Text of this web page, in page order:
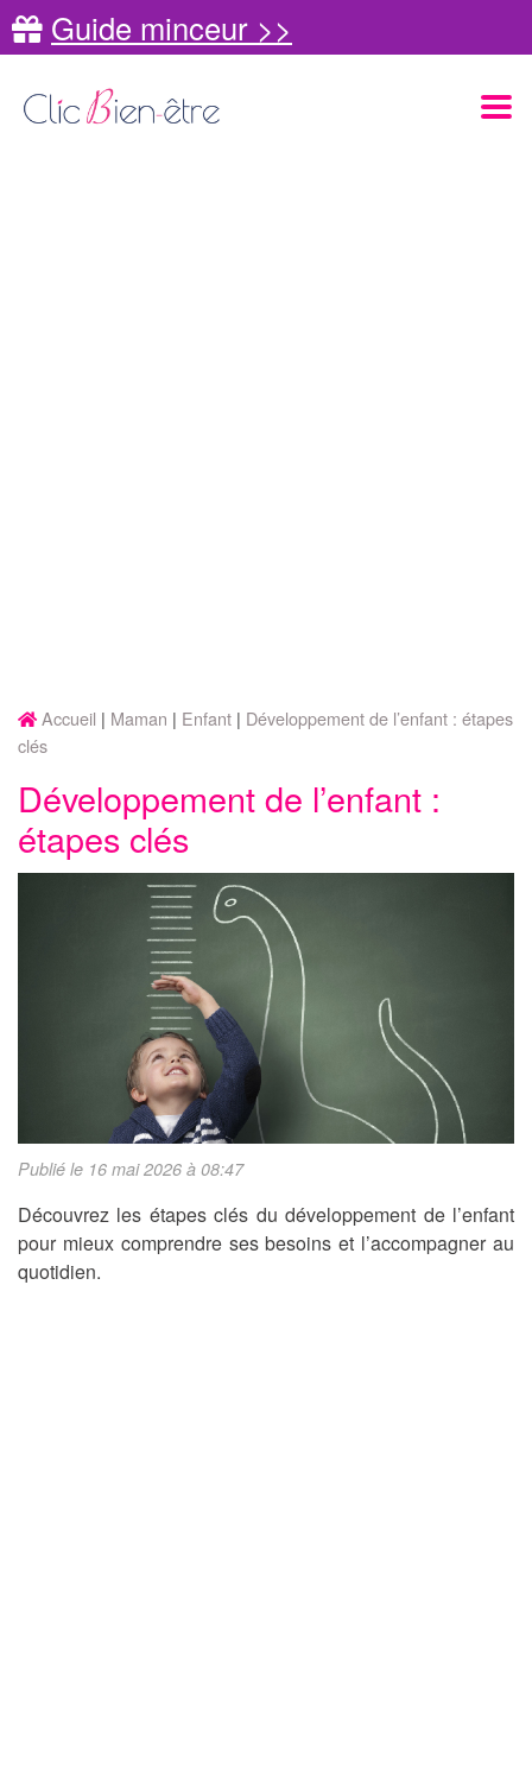
Guide minceur >>
Accueil Maman Enfant
Développement de l’enfant : étapes
clés
Développement de l’enfant :
étapes clés
Publié le 16 mai 2026 à 08:47
Découvrez les étapes clés du développement de l’enfant
pour mieux comprendre ses besoins et l’accompagner au
quotidien.